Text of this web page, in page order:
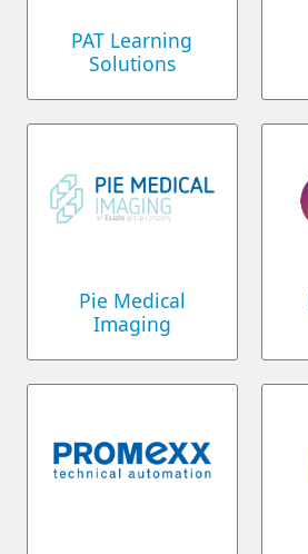
PAT Learning
Solutions
Pie Medical
Imaging